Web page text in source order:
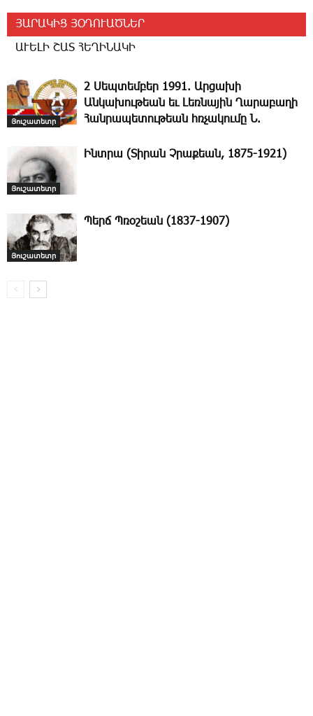
ՅԱՐԱԿԻՑ ՅՕԴՈՒԱԾՆԵՐ
ԱՒԵԼԻ ՇԱՏ ՀԵՂԻՆԱԿԻ
Յուշատետր
2 Սեպտեմբեր 1991. Արցախի
Անկախութեան եւ Լեռնային Ղարաբաղի
Հանրապետութեան հռչակումը Ն.
Յուշատետր
Ինտրա (Տիրան Չրաքեան, 1875-1921)
Յուշատետր
Պերճ Պռօշեան (1837-1907)